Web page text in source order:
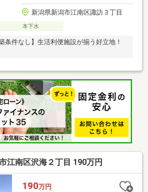
新潟県新潟市江南区諏訪３丁目
本下水
条件なし】生活利便施設が揃う好立地！
江南区沢海２丁目 190万円
190万円